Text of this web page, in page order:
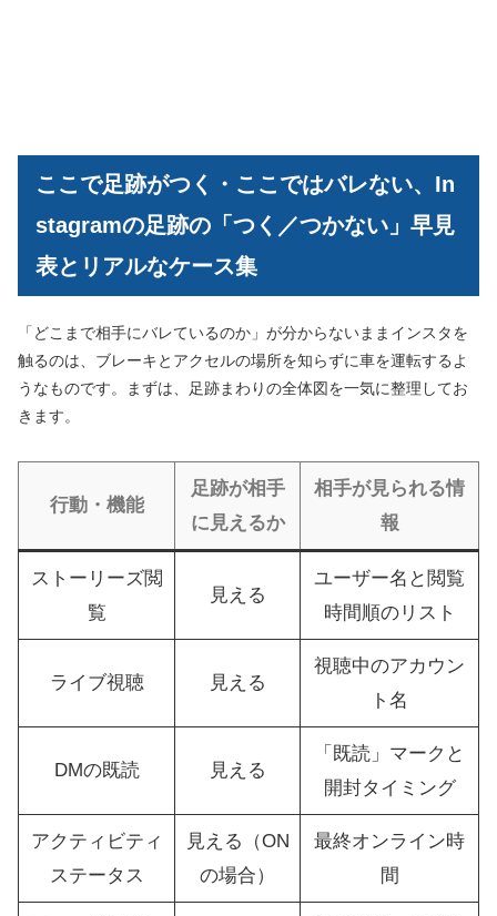
ここで足跡がつく・ここではバレない、In
stagramの足跡の「つく／つかない」早見
表とリアルなケース集
「どこまで相手にバレているのか」が分からないままインスタを
触るのは、ブレーキとアクセルの場所を知らずに車を運転するよ
うなものです。まずは、足跡まわりの全体図を一気に整理してお
きます。
行動・機能
足跡が相手
に見えるか
相手が見られる情
報
ストーリーズ閲
覧
見える
ユーザー名と閲覧
時間順のリスト
ライブ視聴 見える
視聴中のアカウン
ト名
DMの既読 見える
「既読」マークと
開封タイミング
アクティビティ
ステータス
見える（ON
の場合）
最終オンライン時
間